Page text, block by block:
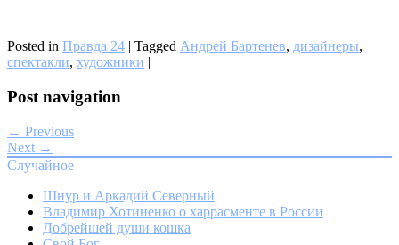
Posted in Правда 24 | Tagged Андрей Бартенев, дизайнеры,
спектакли, художники |
Post navigation
← Previous
Next →
Случайное
Шнур и Аркадий Северный
Владимир Хотиненко о харрасменте в России
Добрейшей души кошка